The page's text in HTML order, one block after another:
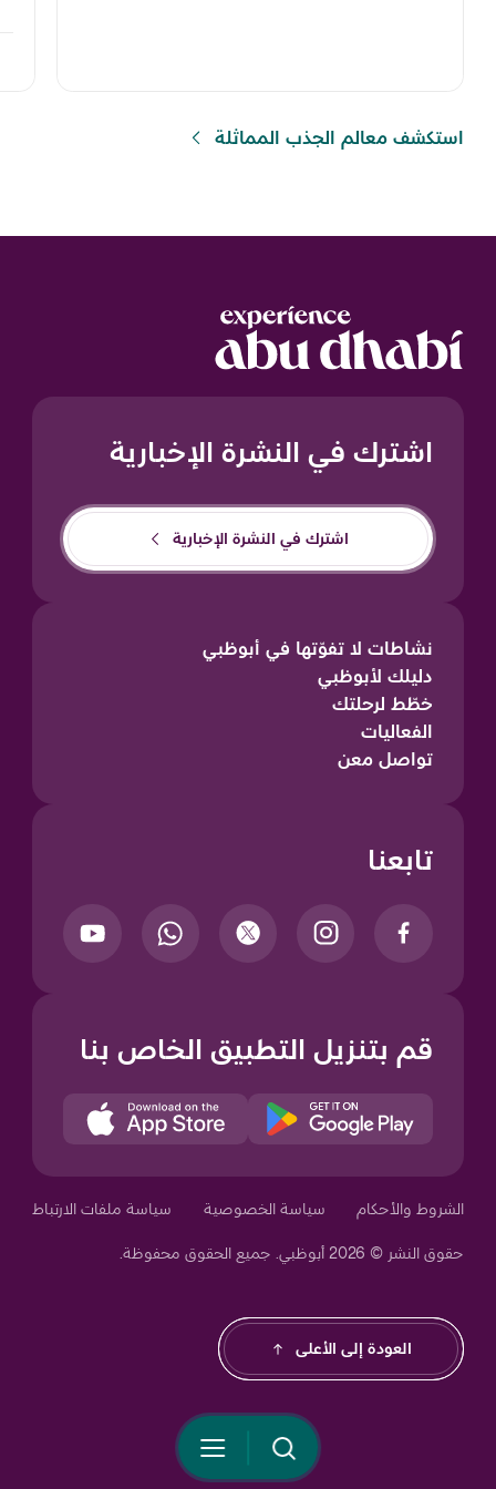
استكشف معالم الجذب المماثلة
اشترك في النشرة الإخبارية
اشترك في النشرة الإخبارية
نشاطات لا تفوّتها في أبوظبي
دليلك لأبوظبي
خطّط لرحلتك
الفعاليات
تواصل معن
تابعنا
قم بتنزيل التطبيق الخاص بنا
الشروط والأحكام سياسة الخصوصية سياسة ملفات الارتباط
حقوق النشر © 2026 أبوظبي. جميع الحقوق محفوظة.
العودة إلى الأعلى
Your Privacy Choices